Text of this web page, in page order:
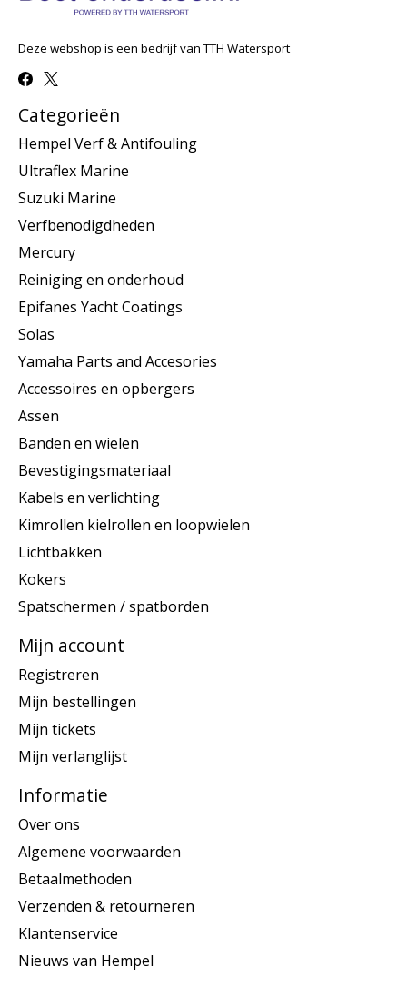
Deze webshop is een bedrijf van TTH Watersport
Categorieën
Hempel Verf & Antifouling
Ultraflex Marine
Suzuki Marine
Verfbenodigdheden
Mercury
Reiniging en onderhoud
Epifanes Yacht Coatings
Solas
Yamaha Parts and Accesories
Accessoires en opbergers
Assen
Banden en wielen
Bevestigingsmateriaal
Kabels en verlichting
Kimrollen kielrollen en loopwielen
Lichtbakken
Kokers
Spatschermen / spatborden
Mijn account
Registreren
Mijn bestellingen
Mijn tickets
Mijn verlanglijst
Informatie
Over ons
Algemene voorwaarden
Betaalmethoden
Verzenden & retourneren
Klantenservice
Nieuws van Hempel